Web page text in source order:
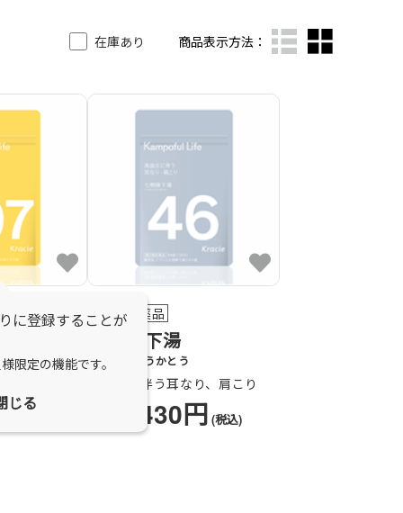
在庫あり 商品表示方法：
に登録することが
限定の機能です。
じる
七物降下湯
しちもつこうかとう
第2類医薬品
高血圧に伴う耳なり、肩こり
1,430円 (税込)